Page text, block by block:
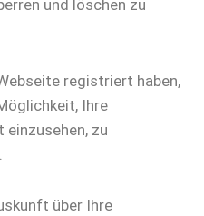
und löschen zu
registriert haben,
Ihre
zu
über Ihre